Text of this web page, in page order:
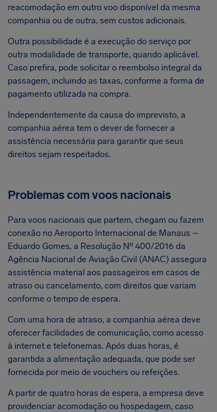
reacomodação em outro voo disponível da mesma
companhia ou de outra, sem custos adicionais.
Outra possibilidade é a execução do serviço por
outra modalidade de transporte, quando aplicável.
Caso prefira, pode solicitar o reembolso integral da
passagem, incluindo as taxas, conforme a forma de
pagamento utilizada na compra.
Independentemente da causa do imprevisto, a
companhia aérea tem o dever de fornecer a
assistência necessária para garantir que seus
direitos sejam respeitados.
Problemas com voos nacionais
Para voos nacionais que partem, chegam ou fazem
conexão no Aeroporto Internacional de Manaus –
Eduardo Gomes, a Resolução Nº 400/2016 da
Agência Nacional de Aviação Civil (ANAC) assegura
assistência material aos passageiros em casos de
atraso ou cancelamento, com direitos que variam
conforme o tempo de espera.
Com uma hora de atraso, a companhia aérea deve
oferecer facilidades de comunicação, como acesso
à internet e telefonemas. Após duas horas, é
garantida a alimentação adequada, que pode ser
fornecida por meio de vouchers ou refeições.
A partir de quatro horas de espera, a empresa deve
providenciar acomodação ou hospedagem, caso